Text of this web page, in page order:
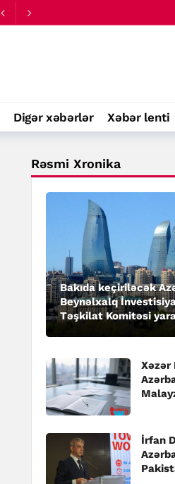
Digər xəbərlər Xəbər lenti
Rəsmi Xronika
Bakıda keçiriləcək
Beynəlxalq
Təşkilat Komitəsi
Xəzər
İrfan